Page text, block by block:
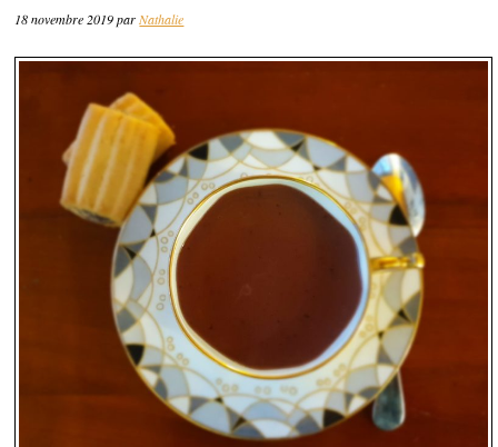
18 novembre 2019parNathalie